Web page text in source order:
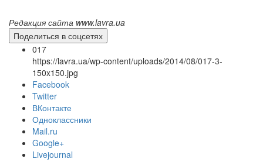
Онлайн трансляции
12 сентября 2015
12 сентября 2015
Редакция сайта www.lavra.ua
Поделиться в соцсетях
017
https://lavra.ua/wp-content/uploads/2014/08/017-3-
150x150.jpg
Facebook
Twitter
ВКонтакте
Одноклассники
Mail.ru
Google+
Livejournal